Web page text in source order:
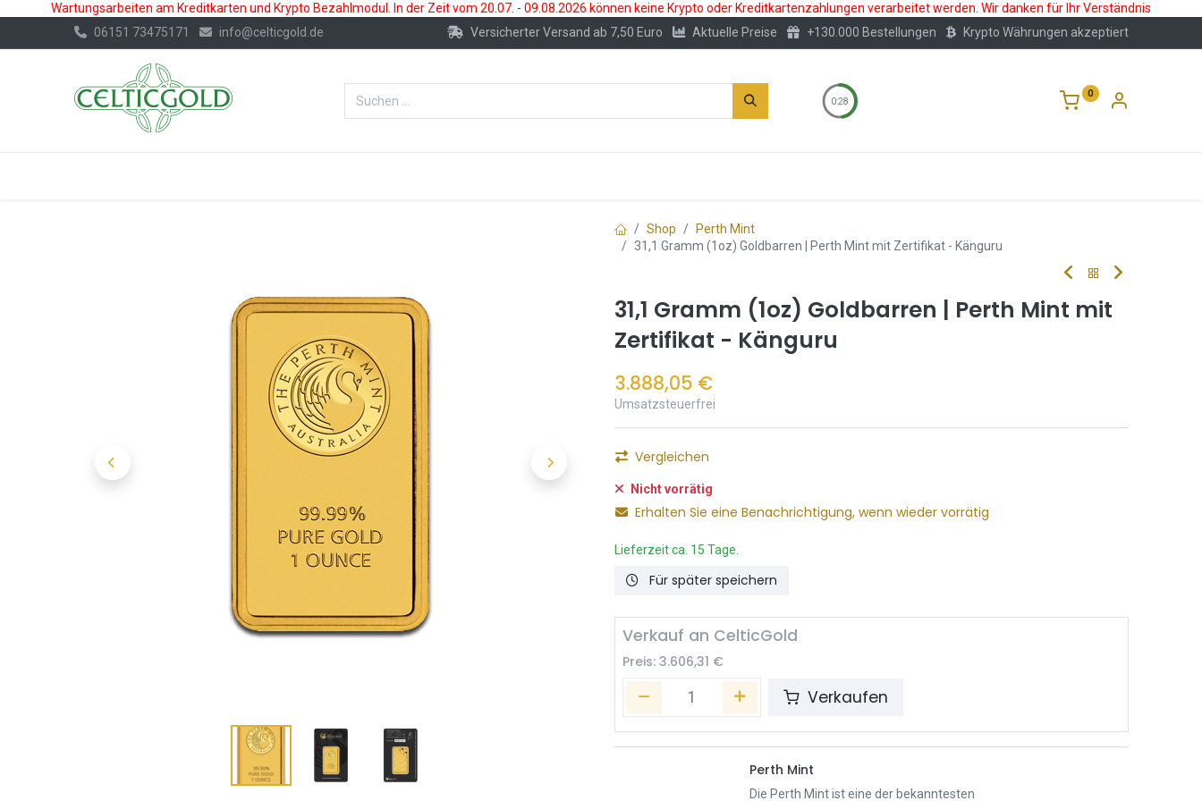
Wartungsarbeiten am Kreditkarten und Krypto Bezahlmodul. In der Zeit vom 20.07. - 09.08.2026 können keine Krypto oder Kreditkartenzahlungen verarbeitet werden. Wir danken für Ihr Verständnis
06151 73475171
info@celticgold.de Versicherter Versand ab 7,50 Euro Aktuelle Preise +130.000 Bestellungen Krypto Währungen akzeptiert
0:28
0
Shop
Perth Mint
31,1 Gramm (1oz) Goldbarren | Perth Mint mit Zertifikat - Känguru
31,1 Gramm (1oz) Goldbarren | Perth Mint mit
Zertifikat - Känguru
3.888,05 €
Umsatzsteuerfrei
Vergleichen
Nicht vorrätig
Erhalten Sie eine Benachrichtigung, wenn wieder vorrätig
Lieferzeit ca. 15 Tage.
Für später speichern
Verkauf an CelticGold
Preis: 3.606,31 €
Verkaufen
Perth Mint
Die Perth Mint ist eine der bekanntesten